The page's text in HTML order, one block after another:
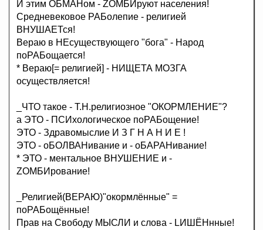
И этим ОБМАНом - ZОМБИруют населения!
Средневековое РАБолепие - религией
ВНУШАЕТся!
Вераю в НЕсуществующего "бога" - Народ
поРАБощается!
* Вераю[= религией] - НИЩЕТА МОЗГА
осуществляется!
_ЧТО такое - Т.Н.религиозное "ОКОРМЛЕНИЕ"?
а ЭТО - ПСИхологическое поРАБощение!
ЭТО - Здравомыслие И З Г Н А Н И Е !
ЭТО - оБОЛВАНивание и - оБАРАНивание!
* ЭТО - ментальное ВНУШЕНИЕ и -
ZОМБИрование!
_Религией(ВЕРАЮ)"окормлённые" =
поРАБощённые!
Прав на Свободу МЫСЛИ и слова - LИШЁНнные!